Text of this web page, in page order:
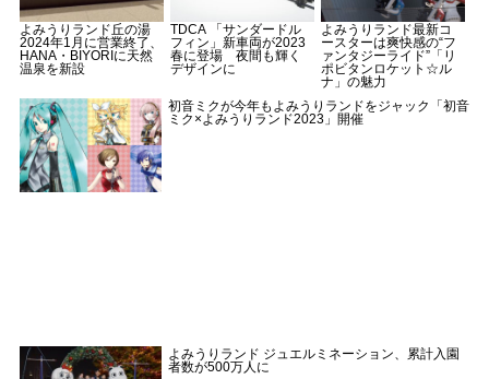
よみうりランド丘の湯
2024年1月に営業終了、
HANA・BIYORIに天然
温泉を新設
TDCA 「サンダードル
フィン」新車両が2023
春に登場 夜間も輝く
デザインに
よみうりランド最新コ
ースターは爽快感の“フ
ァンタジーライド”「リ
ポビタンロケット☆ル
ナ」の魅力
初音ミクが今年もよみうりランドをジャック「初音
ミク×よみうりランド2023」開催
よみうりランド ジュエルミネーション、累計入園
者数が500万人に